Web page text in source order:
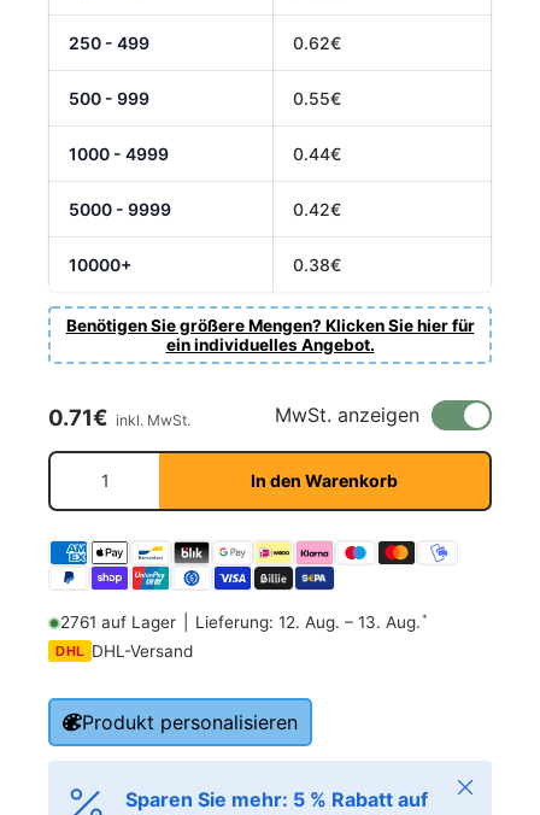
250 - 499 0.62€
500 - 999 0.55€
1000 - 4999 0.44€
5000 - 9999 0.42€
10000+ 0.38€
Benötigen Sie größere Mengen? Klicken Sie hier für
ein individuelles Angebot.
Normaler Preis
0.71€ inkl. MwSt. MwSt. anzeigen
Anzahl
In den Warenkorb
2761 auf Lager Lieferung: 12. Aug. – 13. Aug.*
DHL DHL-Versand
Produkt personalisieren
Sparen Sie mehr: 5 % Rabatt auf
Schließen